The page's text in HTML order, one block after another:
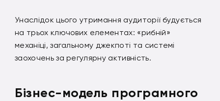
Унаслідок цього утримання аудиторії будується
на трьох ключових елементах: «рибній»
механіці, загальному джекпоті та системі
заохочень за регулярну активність.
Бізнес-модель програмного